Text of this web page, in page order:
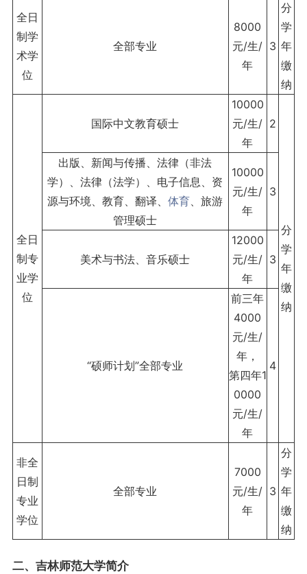
全日
制学
术学
位
全部专业
8000
元/生/
年
3
分
学
年
缴
纳
全日
制专
业学
位
国际中文教育硕士
10000
元/生/
年
2
分
学
年
缴
纳
出版、新闻与传播、法律（非法
学）、法律（法学）、电子信息、资
源与环境、教育、翻译、体育、旅游
管理硕士
10000
元/生/
年
3
美术与书法、音乐硕士
12000
元/生/
年
3
“硕师计划”全部专业
前三年
4000
元/生/
年，
第四年1
0000
元/生/
年
4
非全
日制
专业
学位
全部专业
7000
元/生/
年
3
分
学
年
缴
纳
二、吉林师范大学简介